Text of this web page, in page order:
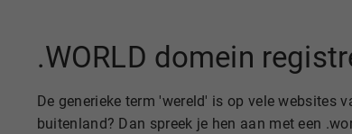
.WORLD domein
De generieke term 'wereld' is op vele websites
buitenland? Dan spreek je hen aan met een